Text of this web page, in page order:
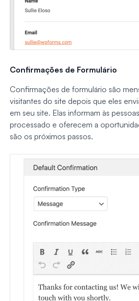
Confirmações de Formulário
Confirmações de formulário são
visitantes do site depois que eles
em seu site. Elas informam às
processado e oferecem a
são os próximos passos.